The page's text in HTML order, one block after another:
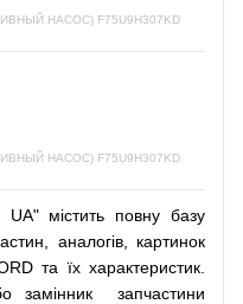
НАСОС) F75U9H307KD
НАСОС) F75U9H307KD
UA" містить повну базу
аналогів,
картинок
та їх характеристик.
замінникзапчастини